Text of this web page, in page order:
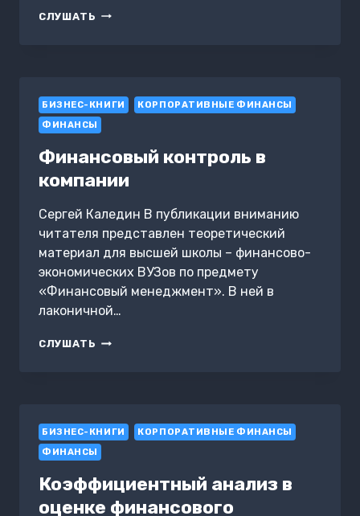
СЛУШАТЬ ФИНАНСОВОЕ
С
ОТВЕТАМИ
БИЗНЕС-КНИГИ
КОРПОРАТИВНЫЕ ФИНАНСЫ
ФИНАНСЫ
Финансовый контроль в
компании
Сергей Каледин В публикации вниманию
читателя представлен теоретический
материал для высшей школы – финансово-
экономических ВУЗов по предмету
«Финансовый менеджмент». В ней в
лаконичной…
СЛУШАТЬ ФИНАНСОВЫЙ
БИЗНЕС-КНИГИ
КОРПОРАТИВНЫЕ ФИНАНСЫ
ФИНАНСЫ
Коэффициентный анализ в
оценке финансового